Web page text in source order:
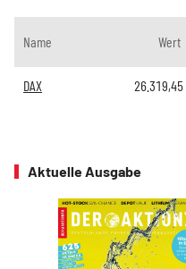
Name Wert
DAX 26.319,45
Aktuelle Ausgabe